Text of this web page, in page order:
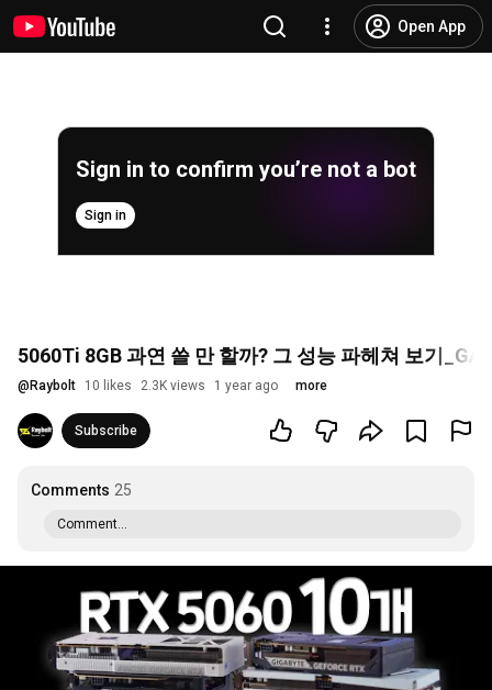
Open App
Sign in to confirm you’re not a bot
Sign in
5060Ti 8GB 과연 쓸 만 할까? 그 성능 파헤쳐 보기
@ Raybolt 10 likes 2.3K views 1 year ago more
Subscribe
Comments 25
Comment...